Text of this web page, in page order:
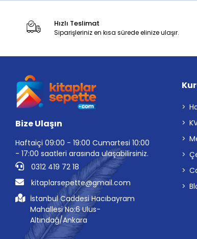
Akıl Çelen Kitaplar
Akılçelen kitapları
Aktif Öğrenme Yayınları
Alem Yayınları
Alfa Yayınları
Algola Medya Yayınları
Alter Yayıncılık
Altın Çocuk
Altın Karma Komisyon
Altın Karma Yayınları
Altın Kitaplar
Altın Kitaplar - Bayilik
Altın Kitaplar - Boyama ve Çocuk
Hızlı Teslimat
Siparişleriniz en kısa sürede elinize ulaşır.
Bize Ulaşın
Haftaiçi 09:00 - 19:00 Cumartesi 10:00
- 17:00 saatleri arasında ulaşabilirsiniz.
0312 419 72 18
kitaplarsepette@gmail.com
İstanbul Caddesi Hacıbayram
Mahallesi No:6 Ulus-
Altındağ/Ankara